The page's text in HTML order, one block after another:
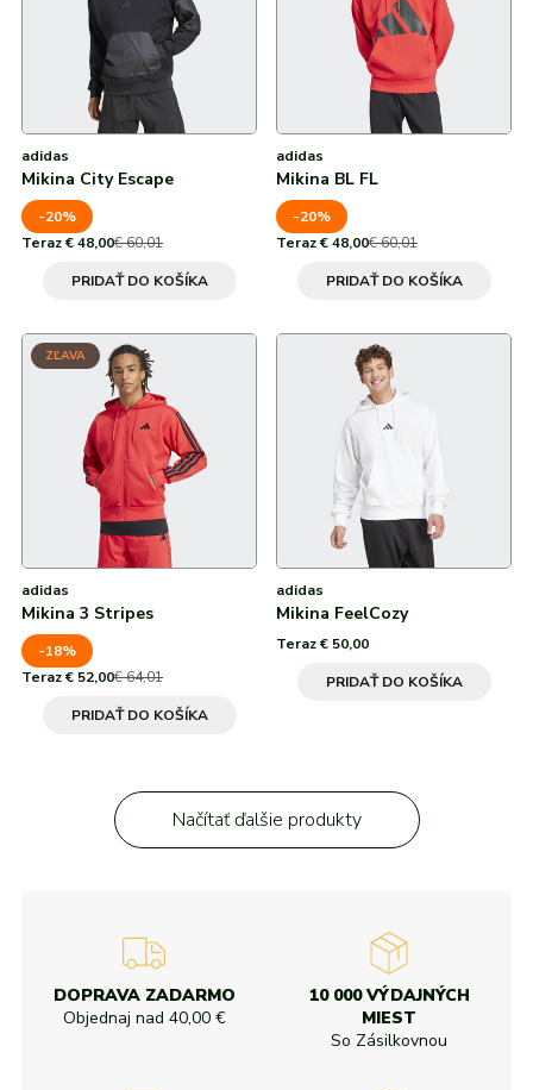
adidas
Mikina City Escape
-20%
Teraz € 48,00€ 60,01
PRIDAŤ DO KOŠÍKA
adidas
Mikina BL FL
-20%
Teraz € 48,00€ 60,01
PRIDAŤ DO KOŠÍKA
ZĽAVA
adidas
Mikina 3 Stripes
-18%
Teraz € 52,00€ 64,01
PRIDAŤ DO KOŠÍKA
adidas
Mikina FeelCozy
Teraz € 50,00
PRIDAŤ DO KOŠÍKA
Načítať ďalšie produkty
DOPRAVA ZADARMO
Objednaj nad 40,00 €
10 000 VÝDAJNÝCH
MIEST
So Zásilkovnou